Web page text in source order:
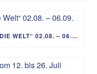
PREDIGTREIHE „MIT GOTT UM DIE WELT“ 02.08. – 06.09.